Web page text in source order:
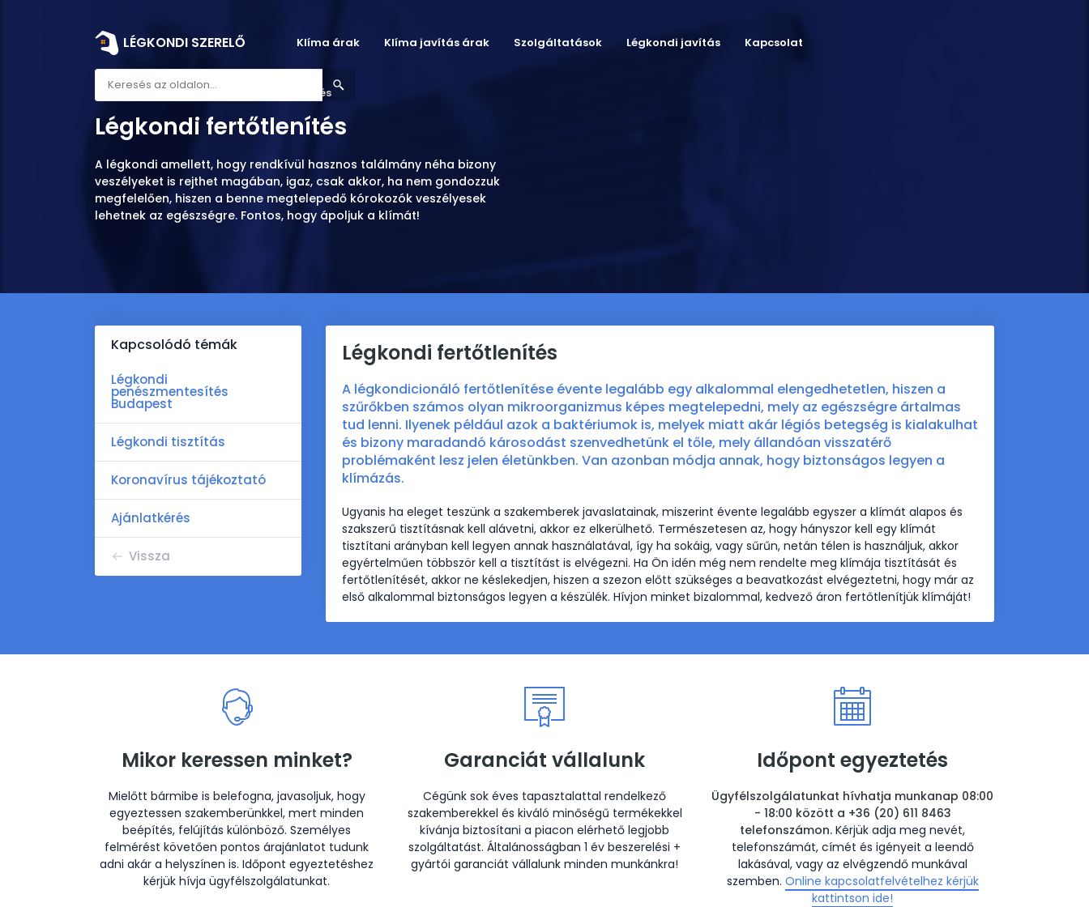
LÉGKONDI SZERELŐ Klíma árak Klíma javítás árak Szolgáltatások Légkondi javítás Kapcsolat
Légkondi szerelő Légkondi fertőtlenítés
Légkondi fertőtlenítés
A légkondi amellett, hogy rendkívül hasznos találmány néha bizony
veszélyeket is rejthet magában, igaz, csak akkor, ha nem gondozzuk
megfelelően, hiszen a benne megtelepedő kórokozók veszélyesek
lehetnek az egészségre. Fontos, hogy ápoljuk a klímát!
Kapcsolódó témák
Légkondi
penészmentesítés
Budapest
Légkondi tisztítás
Koronavírus tájékoztató
Ajánlatkérés
Vissza
Légkondi fertőtlenítés
A légkondicionáló fertőtlenítése évente legalább egy alkalommal elengedhetetlen, hiszen a
szűrőkben számos olyan mikroorganizmus képes megtelepedni, mely az egészségre ártalmas
tud lenni. Ilyenek például azok a baktériumok is, melyek miatt akár légiós betegség is kialakulhat
és bizony maradandó károsodást szenvedhetünk el tőle, mely állandóan visszatérő
problémaként lesz jelen életünkben. Van azonban módja annak, hogy biztonságos legyen a
klímázás.
Ugyanis ha eleget teszünk a szakemberek javaslatainak, miszerint évente legalább egyszer a klímát alapos és
szakszerű tisztításnak kell alávetni, akkor ez elkerülhető. Természetesen az, hogy hányszor kell egy klímát
tisztítani arányban kell legyen annak használatával, így ha sokáig, vagy sűrűn, netán télen is használjuk, akkor
egyértelműen többször kell a tisztítást is elvégezni. Ha Ön idén még nem rendelte meg klímája tisztítását és
fertőtlenítését, akkor ne késlekedjen, hiszen a szezon előtt szükséges a beavatkozást elvégeztetni, hogy már az
első alkalommal biztonságos legyen a készülék. Hívjon minket bizalommal, kedvező áron fertőtlenítjük klímáját!
Mikor keressen minket?
Mielőtt bármibe is belefogna, javasoljuk, hogy
egyeztessen szakemberünkkel, mert minden
beépítés, felújítás különböző. Személyes
felmérést követően pontos árajánlatot tudunk
adni akár a helyszínen is. Időpont egyeztetéshez
kérjük hívja ügyfélszolgálatunkat.
Garanciát vállalunk
Cégünk sok éves tapasztalattal rendelkező
szakemberekkel és kiváló minőségű termékekkel
kívánja biztosítani a piacon elérhető legjobb
szolgáltatást. Általánosságban 1 év beszerelési +
gyártói garanciát vállalunk minden munkánkra!
Időpont egyeztetés
Ügyfélszolgálatunkat hívhatja munkanap 08:00
- 18:00 között a +36 (20) 611 8463
telefonszámon. Kérjük adja meg nevét,
telefonszámát, címét és igényeit a leendő
lakásával, vagy az elvégzendő munkával
szemben. Online kapcsolatfelvételhez kérjük
kattintson ide!